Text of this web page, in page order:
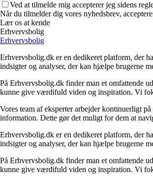
Ved at tilmelde mig accepterer jeg sidens
Når du tilmelder dig vores nyhedsbrev,
Lær os at kende
Erhvervsbolig
Erhvervsbolig
Erhvervsbolig.dk er en dedikeret platform, der
indsigter og analyser, der kan hjælpe brugerne
På Erhvervsbolig.dk finder man et omfattende
kunne give værdifuld viden og inspiration. Vi
Vores team af eksperter arbejder kontinuerligt
information. Dette gør det muligt for dem at
Erhvervsbolig.dk er en dedikeret platform, der
indsigter og analyser, der kan hjælpe brugerne
På Erhvervsbolig.dk finder man et omfattende
kunne give værdifuld viden og inspiration. Vi